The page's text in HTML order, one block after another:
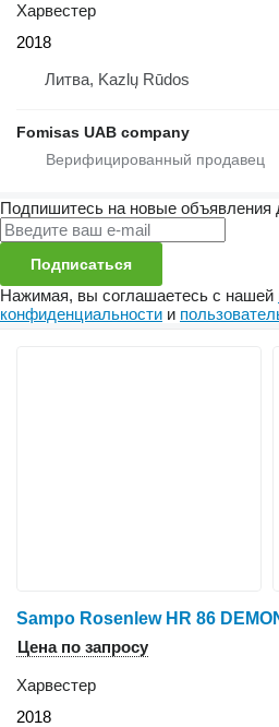
Харвестер
2018
Литва, Kazlų Rūdos
Fomisas UAB company
Подпишитесь на новые объявления
Подписаться
Нажимая, вы соглашаетесь с нашей
конфиденциальности и
Sampo Rosenlew HR 86
Цена по запросу
Харвестер
2018